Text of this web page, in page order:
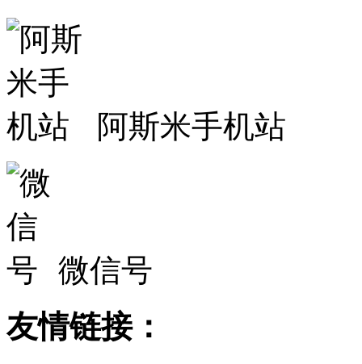
阿斯米手机站
微信号
友情链接：